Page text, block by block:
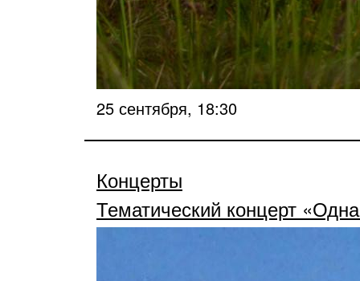
25 сентября, 18:30
Концерты
Тематический концерт